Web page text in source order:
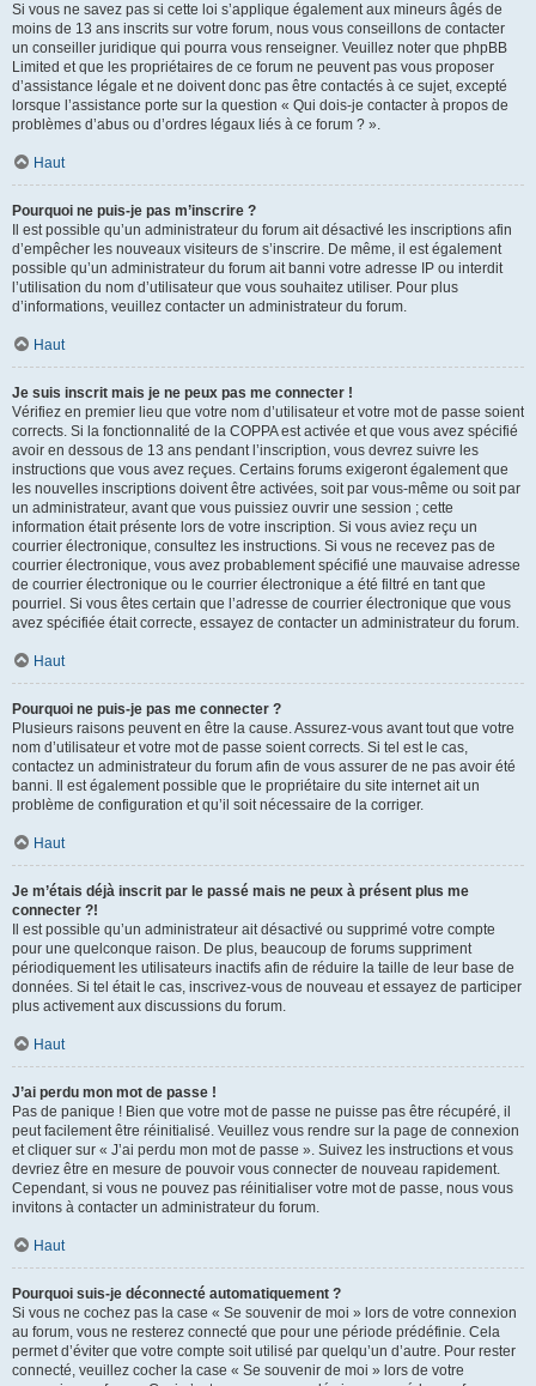
Si vous ne savez pas si cette loi s’applique également aux mineurs âgés de
moins de 13 ans inscrits sur votre forum, nous vous conseillons de contacter
un conseiller juridique qui pourra vous renseigner. Veuillez noter que phpBB
Limited et que les propriétaires de ce forum ne peuvent pas vous proposer
d’assistance légale et ne doivent donc pas être contactés à ce sujet, excepté
lorsque l’assistance porte sur la question « Qui dois-je contacter à propos de
problèmes d’abus ou d’ordres légaux liés à ce forum ? ».
Haut
Pourquoi ne puis-je pas m’inscrire ?
Il est possible qu’un administrateur du forum ait désactivé les inscriptions afin
d’empêcher les nouveaux visiteurs de s’inscrire. De même, il est également
possible qu’un administrateur du forum ait banni votre adresse IP ou interdit
l’utilisation du nom d’utilisateur que vous souhaitez utiliser. Pour plus
d’informations, veuillez contacter un administrateur du forum.
Haut
Je suis inscrit mais je ne peux pas me connecter !
Vérifiez en premier lieu que votre nom d’utilisateur et votre mot de passe soient
corrects. Si la fonctionnalité de la COPPA est activée et que vous avez spécifié
avoir en dessous de 13 ans pendant l’inscription, vous devrez suivre les
instructions que vous avez reçues. Certains forums exigeront également que
les nouvelles inscriptions doivent être activées, soit par vous-même ou soit par
un administrateur, avant que vous puissiez ouvrir une session ; cette
information était présente lors de votre inscription. Si vous aviez reçu un
courrier électronique, consultez les instructions. Si vous ne recevez pas de
courrier électronique, vous avez probablement spécifié une mauvaise adresse
de courrier électronique ou le courrier électronique a été filtré en tant que
pourriel. Si vous êtes certain que l’adresse de courrier électronique que vous
avez spécifiée était correcte, essayez de contacter un administrateur du forum.
Haut
Pourquoi ne puis-je pas me connecter ?
Plusieurs raisons peuvent en être la cause. Assurez-vous avant tout que votre
nom d’utilisateur et votre mot de passe soient corrects. Si tel est le cas,
contactez un administrateur du forum afin de vous assurer de ne pas avoir été
banni. Il est également possible que le propriétaire du site internet ait un
problème de configuration et qu’il soit nécessaire de la corriger.
Haut
Je m’étais déjà inscrit par le passé mais ne peux à présent plus me
connecter ?!
Il est possible qu’un administrateur ait désactivé ou supprimé votre compte
pour une quelconque raison. De plus, beaucoup de forums suppriment
périodiquement les utilisateurs inactifs afin de réduire la taille de leur base de
données. Si tel était le cas, inscrivez-vous de nouveau et essayez de participer
plus activement aux discussions du forum.
Haut
J’ai perdu mon mot de passe !
Pas de panique ! Bien que votre mot de passe ne puisse pas être récupéré, il
peut facilement être réinitialisé. Veuillez vous rendre sur la page de connexion
et cliquer sur « J’ai perdu mon mot de passe ». Suivez les instructions et vous
devriez être en mesure de pouvoir vous connecter de nouveau rapidement.
Cependant, si vous ne pouvez pas réinitialiser votre mot de passe, nous vous
invitons à contacter un administrateur du forum.
Haut
Pourquoi suis-je déconnecté automatiquement ?
Si vous ne cochez pas la case « Se souvenir de moi » lors de votre connexion
au forum, vous ne resterez connecté que pour une période prédéfinie. Cela
permet d’éviter que votre compte soit utilisé par quelqu’un d’autre. Pour rester
connecté, veuillez cocher la case « Se souvenir de moi » lors de votre